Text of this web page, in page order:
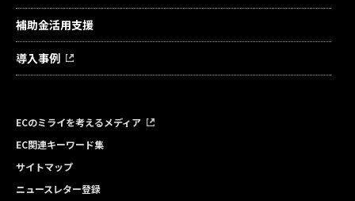
補助金活用支援
導入事例
ECのミライを考えるメディア
EC関連キーワード集
サイトマップ
ニュースレター登録